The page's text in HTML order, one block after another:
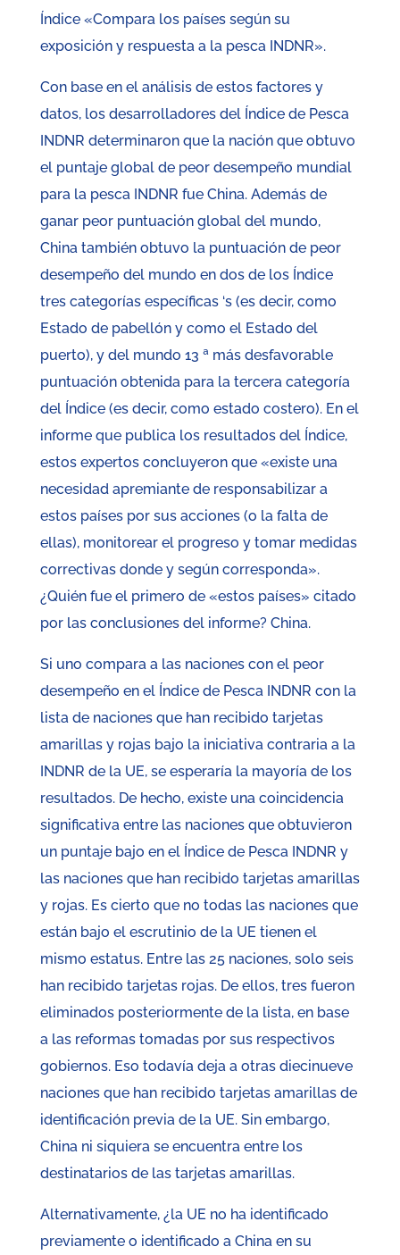
Índice «Compara los países según su
exposición y respuesta a la pesca INDNR».
Con base en el análisis de estos factores y
datos, los desarrolladores del Índice de Pesca
INDNR determinaron que la nación que obtuvo
el puntaje global de peor desempeño mundial
para la pesca INDNR fue China. Además de
ganar peor puntuación global del mundo,
China también obtuvo la puntuación de peor
desempeño del mundo en dos de los Índice
tres categorías específicas ‘s (es decir, como
Estado de pabellón y como el Estado del
puerto), y del mundo 13 ª más desfavorable
puntuación obtenida para la tercera categoría
del Índice (es decir, como estado costero). En el
informe que publica los resultados del Índice,
estos expertos concluyeron que «existe una
necesidad apremiante de responsabilizar a
estos países por sus acciones (o la falta de
ellas), monitorear el progreso y tomar medidas
correctivas donde y según corresponda».
¿Quién fue el primero de «estos países» citado
por las conclusiones del informe? China.
Si uno compara a las naciones con el peor
desempeño en el Índice de Pesca INDNR con la
lista de naciones que han recibido tarjetas
amarillas y rojas bajo la iniciativa contraria a la
INDNR de la UE, se esperaría la mayoría de los
resultados. De hecho, existe una coincidencia
significativa entre las naciones que obtuvieron
un puntaje bajo en el Índice de Pesca INDNR y
las naciones que han recibido tarjetas amarillas
y rojas. Es cierto que no todas las naciones que
están bajo el escrutinio de la UE tienen el
mismo estatus. Entre las 25 naciones, solo seis
han recibido tarjetas rojas. De ellos, tres fueron
eliminados posteriormente de la lista, en base
a las reformas tomadas por sus respectivos
gobiernos. Eso todavía deja a otras diecinueve
naciones que han recibido tarjetas amarillas de
identificación previa de la UE. Sin embargo,
China ni siquiera se encuentra entre los
destinatarios de las tarjetas amarillas.
Alternativamente, ¿la UE no ha identificado
previamente o identificado a China en su